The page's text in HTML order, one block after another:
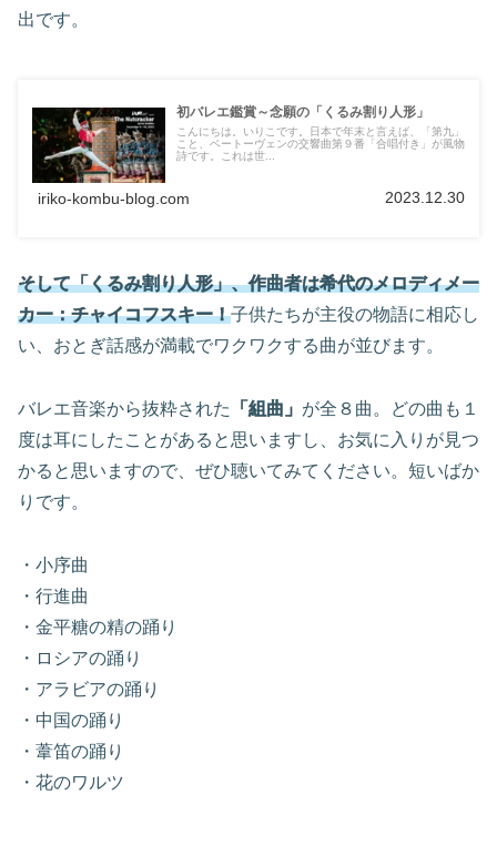
出です。
初バレエ鑑賞～念願の「くるみ割り人形」
こんにちは。いりこです。日本で年末と言えば、「第九」
こと、ベートーヴェンの交響曲第９番「合唱付き」が風物
詩です。これは世...
iriko-kombu-blog.com 2023.12.30
そして「くるみ割り人形」、作曲者は希代のメロディメー
カー：チャイコフスキー！子供たちが主役の物語に相応し
い、おとぎ話感が満載でワクワクする曲が並びます。
バレエ音楽から抜粋された 「組曲」 が全８曲。どの曲も１
度は耳にしたことがあると思いますし、お気に入りが見つ
かると思いますので、ぜひ聴いてみてください。短いばか
りです。
・小序曲
・行進曲
・金平糖の精の踊り
・ロシアの踊り
・アラビアの踊り
・中国の踊り
・葦笛の踊り
・花のワルツ